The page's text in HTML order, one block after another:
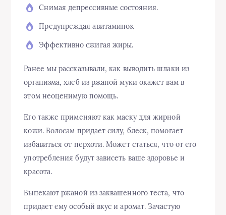
Снимая депрессивные состояния.
Предупреждая авитаминоз.
Эффективно сжигая жиры.
Ранее мы рассказывали, как выводить шлаки из
организма, хлеб из ржаной муки окажет вам в
этом неоценимую помощь.
Его также применяют как маску для жирной
кожи. Волосам придает силу, блеск, помогает
избавиться от перхоти. Может статься, что от его
употребления будут зависеть ваше здоровье и
красота.
Выпекают ржаной из заквашенного теста, что
придает ему особый вкус и аромат. Зачастую